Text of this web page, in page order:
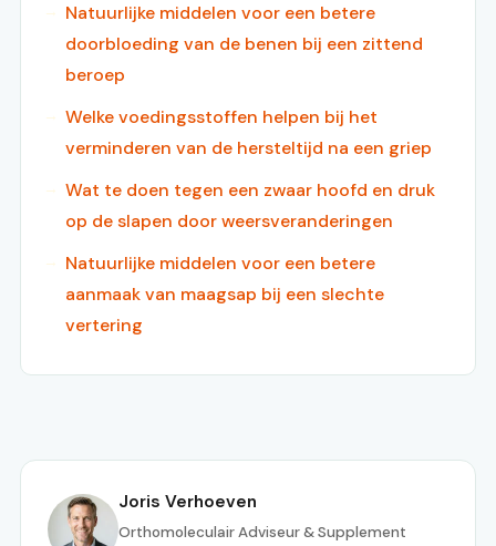
Natuurlijke middelen voor een betere
doorbloeding van de benen bij een zittend
beroep
Welke voedingsstoffen helpen bij het
verminderen van de hersteltijd na een griep
Wat te doen tegen een zwaar hoofd en druk
op de slapen door weersveranderingen
Natuurlijke middelen voor een betere
aanmaak van maagsap bij een slechte
vertering
Joris Verhoeven
Orthomoleculair Adviseur & Supplement